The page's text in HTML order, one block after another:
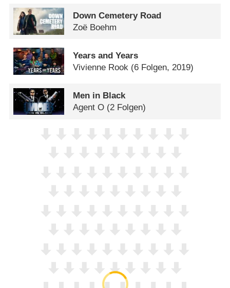
Down Cemetery Road
Zoë Boehm
Years and Years
Vivienne Rook (6 Folgen, 2019)
Men in Black
Agent O (2 Folgen)